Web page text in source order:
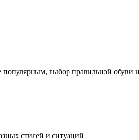
популярным, выбор правильной обуви
стилей и ситуаций